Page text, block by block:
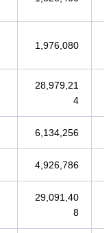
1,976,080
28,979,21
4
6,134,256
4,926,786
29,091,40
8